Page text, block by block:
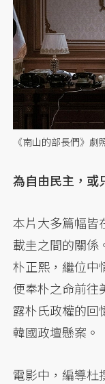
《南山的部長們》劇
為自由民主，或
本片大多篇幅皆
載圭之間的關係
朴正熙，繼位中
便奉朴之命前往
露朴氏政權的回
韓國政壇懸案。
電影中，編導杜